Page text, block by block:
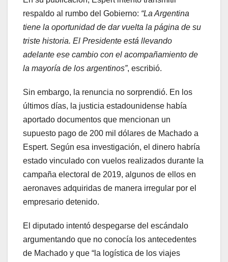
respaldo al rumbo del Gobierno: “La Argentina
tiene la oportunidad de dar vuelta la página de su
triste historia. El Presidente está llevando
adelante ese cambio con el acompañamiento de
la mayoría de los argentinos”, escribió.
Sin embargo, la renuncia no sorprendió. En los
últimos días, la justicia estadounidense había
aportado documentos que mencionan un
supuesto pago de 200 mil dólares de Machado a
Espert. Según esa investigación, el dinero habría
estado vinculado con vuelos realizados durante la
campaña electoral de 2019, algunos de ellos en
aeronaves adquiridas de manera irregular por el
empresario detenido.
El diputado intentó despegarse del escándalo
argumentando que no conocía los antecedentes
de Machado y que “la logística de los viajes